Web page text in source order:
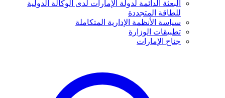
البعثة الدائمة لدولة الإمارات لدى الوكالة الدولية
للطاقة المتجددة
سياسة الأنظمة الإدارية المتكاملة
تطبيقات الوزارة
جناح الإمارات